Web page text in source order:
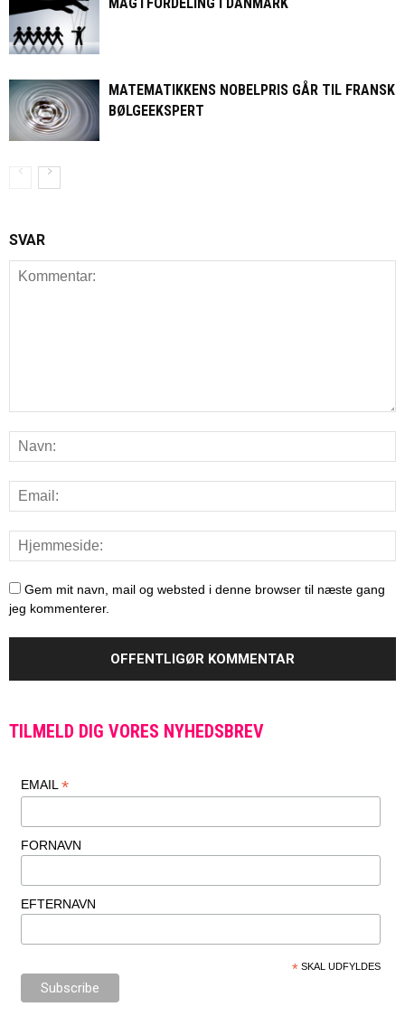
MATEMATIKKENS NOBELPRIS GÅR TIL FRANSK
BØLGEEKSPERT
SVAR
Gem mit navn, mail og websted i denne browser til næste gang
jeg kommenterer.
TILMELD DIG VORES NYHEDSBREV
EMAIL *
FORNAVN
EFTERNAVN
* SKAL UDFYLDES